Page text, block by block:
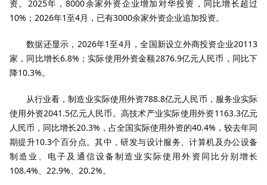
资。2025年，8000余家外资企业增加对华投资，同比增长超过
10%；2026年1至4月，已有3000余家外资企业追加投资。
数据还显示，2026年1至4月，全国新设立外商投资企业20113
家，同比增长6.8%；实际使用外资金额2876.9亿元人民币，同比下
降10.3%。
从行业看，制造业实际使用外资788.8亿元人民币，服务业实际
使用外资2041.5亿元人民币。高技术产业实际使用外资1163.3亿元
人民币，同比增长20.3%，占全国实际使用外资的40.4%，较去年同
期提升10.3个百分点。其中，研发与设计服务、计算机及办公设备
制造业、电子及通信设备制造业实际使用外资同比分别增长
108.4%、22.9%、20.2%。